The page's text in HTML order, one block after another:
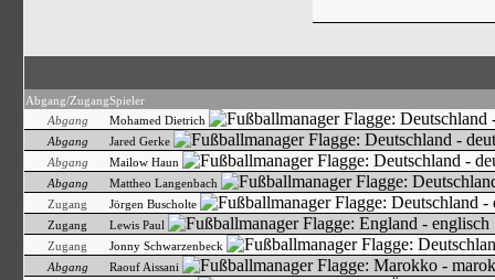
Abgang/ZugangSpieler
Abgang
Mohamed Dietrich
Abgang
Jared Gerke
Abgang
Mailow Haun
Abgang
Mattheo Langenbach
Zugang
Jörgen Buscholte
Zugang
Lewis Paul
Zugang
Jonny Schwarzenbeck
Abgang
Raouf Aissani